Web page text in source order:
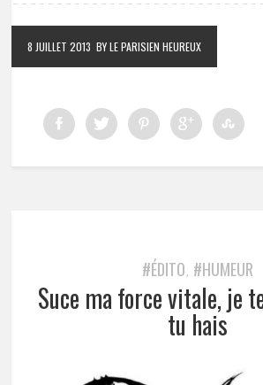
8 JUILLET 2013 BY LE PARISIEN HEUREUX
#ÉDITO, #HUMEUR
Suce ma force vitale, je
tu hais